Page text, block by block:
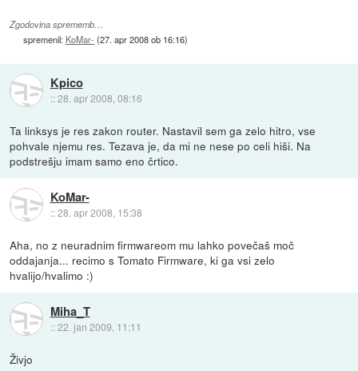
Zgodovina sprememb…
spremenil: KoMar- (27. apr 2008 ob 16:16)
Kpico
::28. apr 2008, 08:16
Ta linksys je res zakon router. Nastavil sem ga zelo hitro, vse
pohvale njemu res. Tezava je, da mi ne nese po celi hiši. Na
podstrešju imam samo eno črtico.
KoMar-
::28. apr 2008, 15:38
Aha, no z neuradnim firmwareom mu lahko povečaš moč
oddajanja... recimo s Tomato Firmware, ki ga vsi zelo
hvalijo/hvalimo :)
Miha_T
::22. jan 2009, 11:11
Živjo